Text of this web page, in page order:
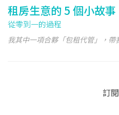
租房生意的 5 個小故事
從零到一的過程
我其中一項合夥「包租代管」，帶
訂閱